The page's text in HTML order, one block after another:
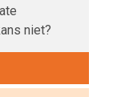
niet?